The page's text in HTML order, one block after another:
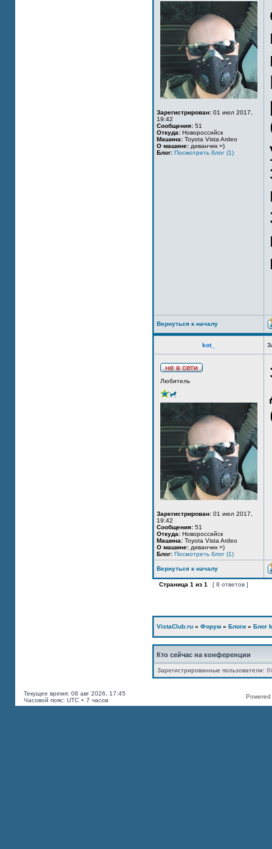
Зарегистрирован: 01 июл 2017,
19:42
Сообщения: 51
Откуда: Новороссийск
Машина: Toyota Vista Ardeo
О машине: диванчик =)
Блог: Посмотреть блог (1)
Вернуться к началу
kot_
Любитель
Зарегистрирован: 01 июл 2017,
19:42
Сообщения: 51
Откуда: Новороссийск
Машина: Toyota Vista Ardeo
О машине: диванчик =)
Блог: Посмотреть блог (1)
Вернуться к началу
Страница 1 из 1 [ 8 ответов ]
VistaClub.ru » Форум » Блоги » Блог
Кто сейчас на конференции
Зарегистрированные пользователи:
Текущее время: 08 авг 2026, 17:45
Часовой пояс: UTC + 7 часов